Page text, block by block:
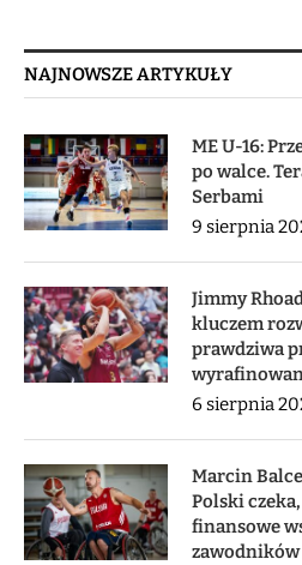
NAJNOWSZE ARTYKUŁY
ME U-16:
po walce.
Serbami
9 sierpnia
Jimmy
kluczem
prawdziwa
6 sierpnia
Marcin
Polski
finansowe
zawodników